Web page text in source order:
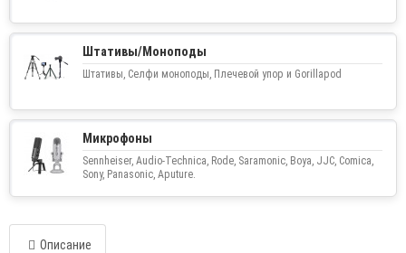
Штативы/Моноподы
Штативы, Селфи моноподы, Плечевой упор и Gorillapod
Микрофоны
Sennheiser, Audio-Technica, Rode, Saramonic, Boya, JJC, Comica,
Sony, Panasonic, Aputure.
Описание